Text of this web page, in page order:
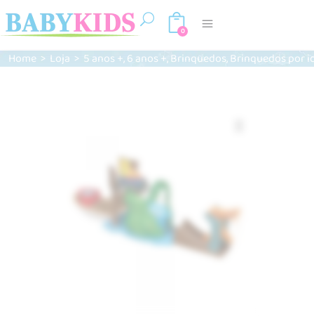
0
Home > Loja > 5 anos +,6 anos +,Brinquedos,Brinquedos por